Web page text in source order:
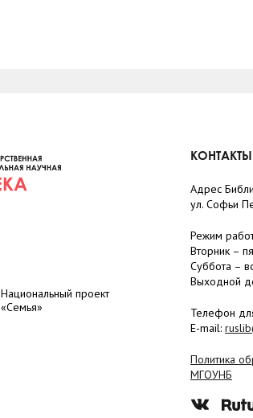
Национальный проект
«Семья»
КОНТАКТЫ
Адрес
ул. Софьи
Режим
Вторник –
Суббота – в
Выходной
Телефон
E-mail:
Политика
МГОУНБ